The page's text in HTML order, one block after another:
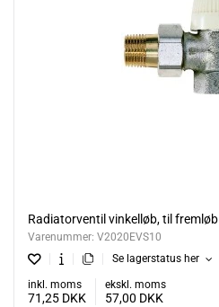
Radiatorventil vinkelløb, til fremløb
Varenummer: V2020EVS10
Se lagerstatus her
inkl. moms
71,25 DKK
ekskl. moms
57,00 DKK